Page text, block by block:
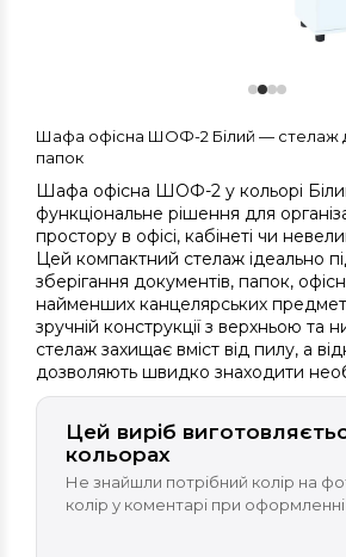
Шафа офісна ШОФ-2 Білий — стелаж
папок
Шафа офісна ШОФ-2 у кольорі
функціональне рішення для
простору в офісі, кабінеті чи
Цей компактний стелаж ідеально
зберігання документів, папок,
найменших канцелярських
зручній конструкції з верхньою
стелаж захищає вміст від пилу, а
дозволяють швидко знаходити
Цей виріб
кольорах
Не знайшли потрібний колір на
колір у коментарі при